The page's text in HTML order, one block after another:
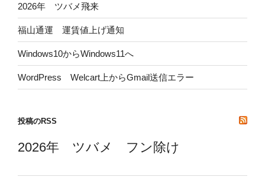
2026年 ツバメ飛来
福山通運 運賃値上げ通知
Windows10からWindows11へ
WordPress Welcart上からGmail送信エラー
投稿のRSS
2026年 ツバメ フン除け